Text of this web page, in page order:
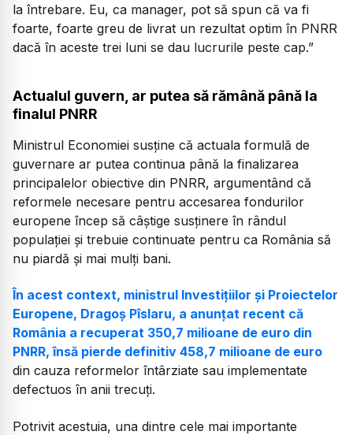
la întrebare. Eu, ca manager, pot să spun că va fi
foarte, foarte greu de livrat un rezultat optim în PNRR
dacă în aceste trei luni se dau lucrurile peste cap.”
Actualul guvern, ar putea să rămână până la
finalul PNRR
Ministrul Economiei susține că actuala formulă de
guvernare ar putea continua până la finalizarea
principalelor obiective din PNRR, argumentând că
reformele necesare pentru accesarea fondurilor
europene încep să câștige susținere în rândul
populației și trebuie continuate pentru ca România să
nu piardă și mai mulți bani.
În acest context, ministrul Investițiilor și Proiectelor
Europene, Dragoș Pîslaru, a anunțat recent că
România a recuperat 350,7 milioane de euro din
PNRR, însă pierde definitiv 458,7 milioane de euro
din cauza reformelor întârziate sau implementate
defectuos în anii trecuți.
Potrivit acestuia, una dintre cele mai importante